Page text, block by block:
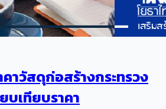
าวัสดุก่อสร้างกระทรวง
เทียบราคา